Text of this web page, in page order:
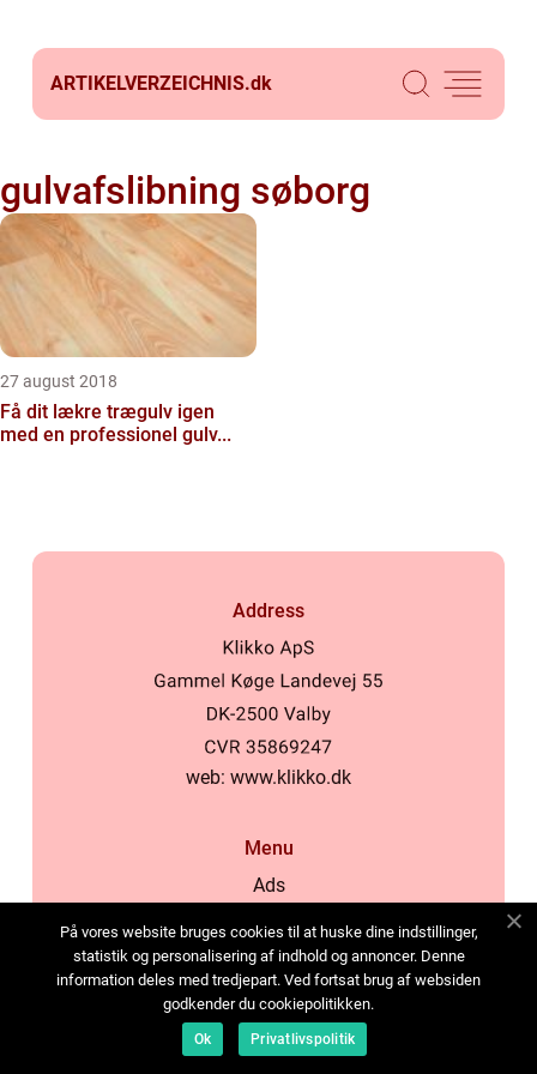
ARTIKELVERZEICHNIS.dk
gulvafslibning søborg
27 august 2018
Få dit lækre trægulv igen
med en professionel gulv...
Address
web: www.klikko.dk
Menu
Ads
Cookies
Contact
Sitemap
På vores website bruges cookies til at huske dine indstillinger,
statistik og personalisering af indhold og annoncer. Denne
information deles med tredjepart. Ved fortsat brug af websiden
godkender du cookiepolitikken.
Ok Privatlivspolitik